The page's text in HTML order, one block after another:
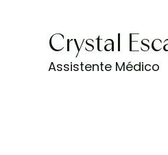
Crystal
Assistente Médico